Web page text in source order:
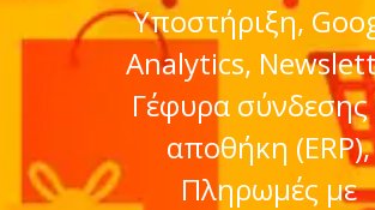
Υποστήριξη,
Analytics,
Γέφυρα σύνδεσης
αποθήκη (ERP),
Πληρωμές με